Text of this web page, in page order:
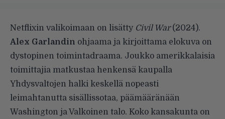
Netflixin valikoimaan on lisätty Civil War(2024).
Alex Garlandin ohjaama ja kirjoittama elokuva on
dystopinen toimintadraama. Joukko amerikkalaisia
toimittajia matkustaa henkensä kaupalla
Yhdysvaltojen halki keskellä nopeasti
leimahtanutta sisällissotaa, päämääränään
Washington ja Valkoinen talo. Koko kansakunta on